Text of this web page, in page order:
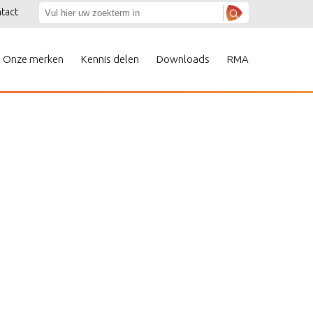
Onze merken Kennis delen Downloads RMA